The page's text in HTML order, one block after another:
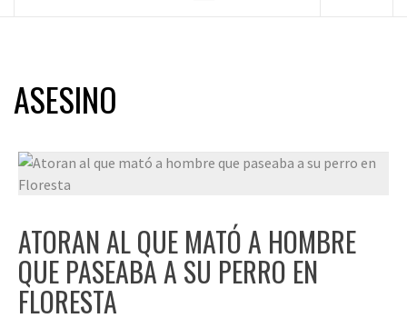
ASESINO
ATORAN AL QUE MATÓ A HOMBRE
QUE PASEABA A SU PERRO EN
FLORESTA